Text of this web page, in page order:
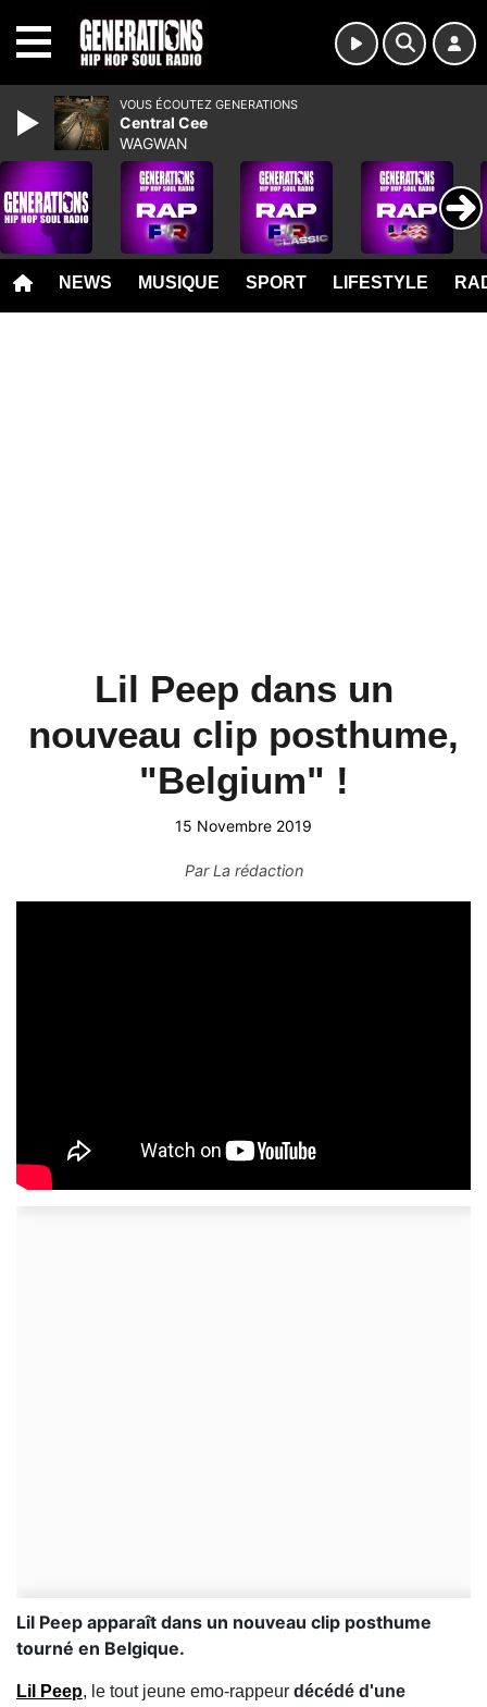
NEWS MUSIQUE SPORT LIFESTYLE
Lil Peep dans un
nouveau clip posthume,
"Belgium" !
15 Novembre 2019
ParLa rédaction
Lil Peep apparaît dans un nouveau clip posthume
tourné en Belgique.
Lil Peep, le tout jeune emo-rappeur décédé d'une
VOUS ÉCOUTEZ GENERATIONS
Central Cee
WAGWAN